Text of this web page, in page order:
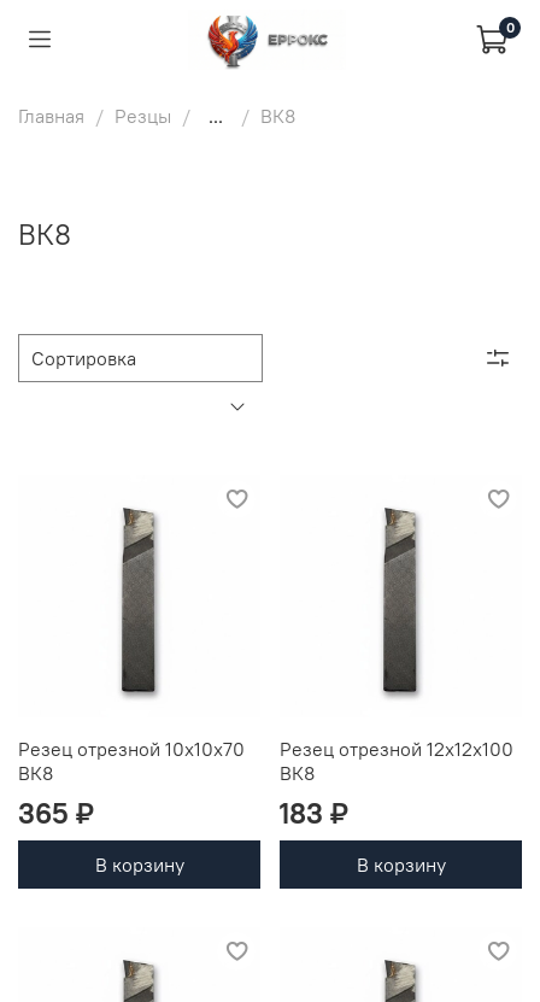
0
Главная Резцы ... ВК8
ВК8
Резец отрезной 10х10х70
ВК8
365 ₽
В корзину
Резец отрезной 12х12х100
ВК8
183 ₽
В корзину